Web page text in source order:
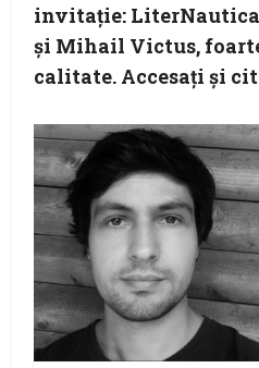
invitaţie: LiterNautica
şi Mihail Victus,
calitate. Accesaţi şi